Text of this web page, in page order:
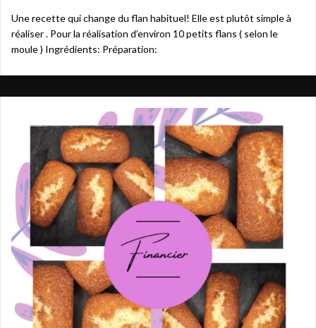
Une recette qui change du flan habituel! Elle est plutôt simple à
réaliser . Pour la réalisation d’environ 10 petits flans ( selon le
moule ) Ingrédients: Préparation: